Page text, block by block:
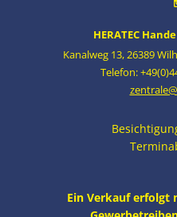
HERATEC
Kanalweg 13,26389
Telefon:
Ein Verkauf erfolgt